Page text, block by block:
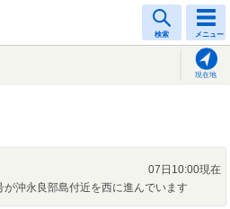
検索 メニュー
現在地
07日10:00現在
が沖永良部島付近を西に進んでいます